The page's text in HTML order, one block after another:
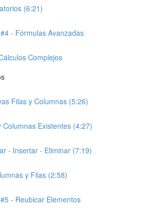
(6:21)
- Fórmulas Avanzadas
Complejos
Filas y Columnas (5:26)
Columnas Existentes (4:27)
- Insertar - Eliminar (7:19)
y Filas (2:58)
- Reubicar Elementos